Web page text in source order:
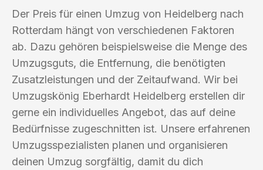
Der Preis für einen Umzug von Heidelberg nach
Rotterdam hängt von verschiedenen Faktoren
ab. Dazu gehören beispielsweise die Menge des
Umzugsguts, die Entfernung, die benötigten
Zusatzleistungen und der Zeitaufwand. Wir bei
Umzugskönig Eberhardt Heidelberg erstellen dir
gerne ein individuelles Angebot, das auf deine
Bedürfnisse zugeschnitten ist. Unsere erfahrenen
Umzugsspezialisten planen und organisieren
deinen Umzug sorgfältig, damit du dich